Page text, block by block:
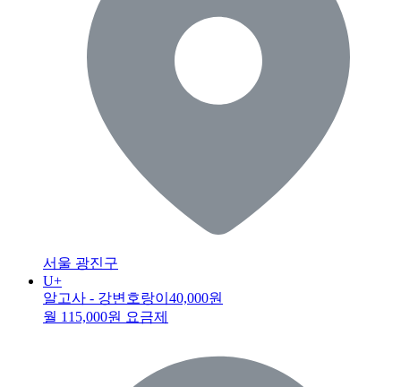
서울 광진구
U+
알고사 - 강변호랑이 40,000원
월 115,000원 요금제